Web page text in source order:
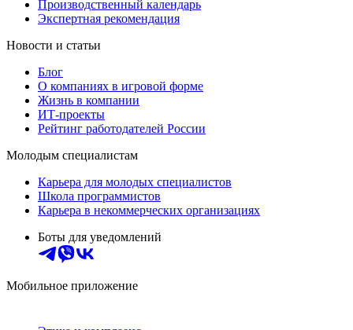
Производственный календарь
Экспертная рекомендация
Новости и статьи
Блог
О компаниях в игровой форме
Жизнь в компании
ИТ-проекты
Рейтинг работодателей России
Молодым специалистам
Карьера для молодых специалистов
Школа программистов
Карьера в некоммерческих организациях
Боты для уведомлений
Мобильное приложение